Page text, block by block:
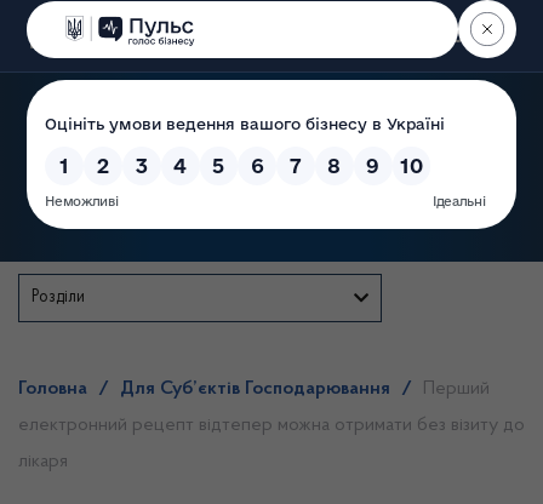
Пошук
Розділи
Головна / Для Суб’єктів Господарювання /
Перший
електронний рецепт відтепер можна отримати без візиту до
лікаря